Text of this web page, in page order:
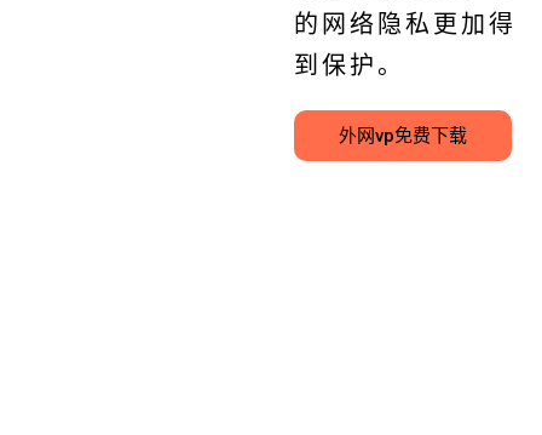
的网络隐私更加得
到保护。
外网vp免费下载